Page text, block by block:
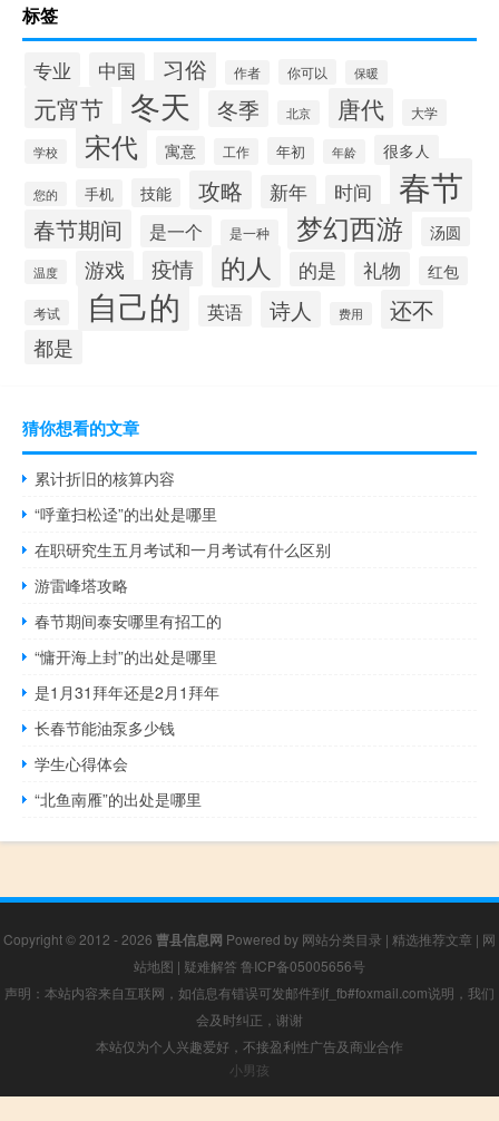
标签
专业 中国 习俗 作者 你可以 保暖
元宵节 冬天 冬季 北京 唐代 大学
学校 宋代 寓意 工作 年初 年龄 很多人
您的 手机 技能 攻略 新年 时间 春节
春节期间 是一个 是一种 梦幻西游 汤圆
温度 游戏 疫情 的人 的是 礼物 红包
考试 自己的 英语 诗人 费用 还不
都是
猜你想看的文章
累计折旧的核算内容
“呼童扫松迳”的出处是哪里
在职研究生五月考试和一月考试有什么区别
游雷峰塔攻略
春节期间泰安哪里有招工的
“慵开海上封”的出处是哪里
是1月31拜年还是2月1拜年
长春节能油泵多少钱
学生心得体会
“北鱼南雁”的出处是哪里
Copyright © 2012 - 2026 曹县信息网 Powered by 网站分类目录 | 精选推荐文章 | 网
站地图 | 疑难解答 鲁ICP备05005656号
声明：本站内容来自互联网，如信息有错误可发邮件到f_fb#foxmail.com说明，我们
会及时纠正，谢谢
本站仅为个人兴趣爱好，不接盈利性广告及商业合作
小男孩